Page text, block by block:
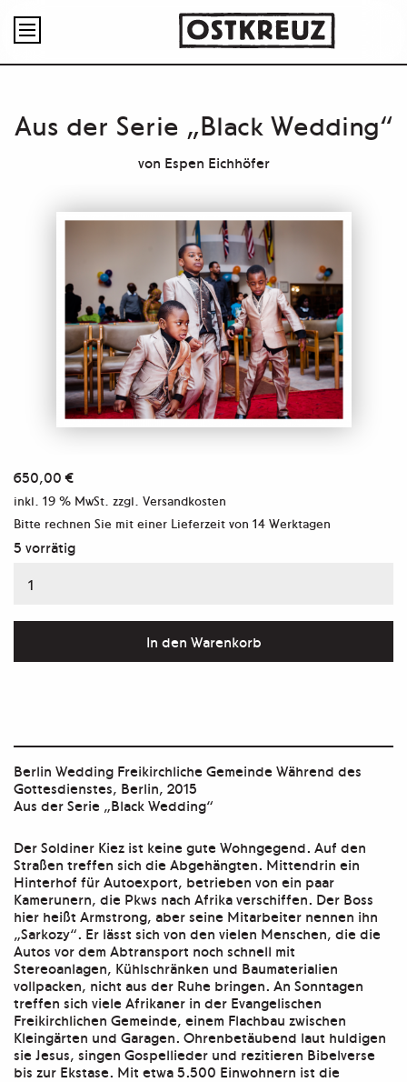

Aus der Serie „Black Wedding“
von Espen Eichhöfer
650,00€
inkl. 19 % MwSt. zzgl. Versandkosten
Bitte rechnen Sie mit einer Lieferzeit von 14 Werktagen
5 vorrätig
Aus
"Black
In den Warenkorb
Berlin Wedding Freikirchliche Gemeinde Während des
Gottesdienstes, Berlin, 2015
Aus der Serie „Black Wedding“
Der Soldiner Kiez ist keine gute Wohngegend. Auf den
Straßen treffen sich die Abgehängten. Mittendrin ein
Hinterhof für Autoexport, betrieben von ein paar
Kamerunern, die Pkws nach Afrika verschiffen. Der Boss
hier heißt Armstrong, aber seine Mitarbeiter nennen ihn
„Sarkozy“. Er lässt sich von den vielen Menschen, die die
Autos vor dem Abtransport noch schnell mit
Stereoanlagen, Kühlschränken und Baumaterialien
vollpacken, nicht aus der Ruhe bringen. An Sonntagen
treffen sich viele Afrikaner in der Evangelischen
Freikirchlichen Gemeinde, einem Flachbau zwischen
Kleingärten und Garagen. Ohrenbetäubend laut huldigen
sie Jesus, singen Gospellieder und rezitieren Bibelverse
bis zur Ekstase. Mit etwa 5.500 Einwohnern ist die